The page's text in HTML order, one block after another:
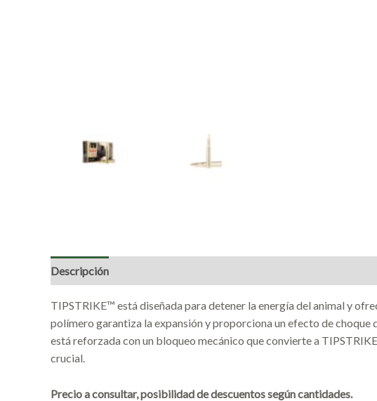
Descripción
TIPSTRIKE™ está diseñada para detener la energía del animal y
polímero garantiza la expansión y proporciona un efecto de
está reforzada con un bloqueo mecánico que convierte a
crucial.
Precio a consultar, posibilidad de descuentos según cantidades.